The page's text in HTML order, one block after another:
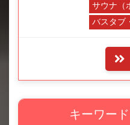
サウナ（
バスタブ
キーワー